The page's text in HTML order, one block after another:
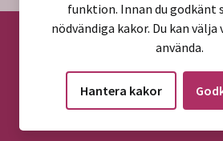
©2026 Region
funktion. Innan du godkänt
nödvändiga kakor. Du kan
använda.
Hantera kakor